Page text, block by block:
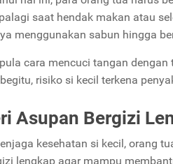
saat hendak makan atau
menggunakan sabun hingga
cara mencuci tangan dengan
risiko si kecil terkena
Asupan Bergizi
kesehatan si kecil, orang
lengkap agar mampu